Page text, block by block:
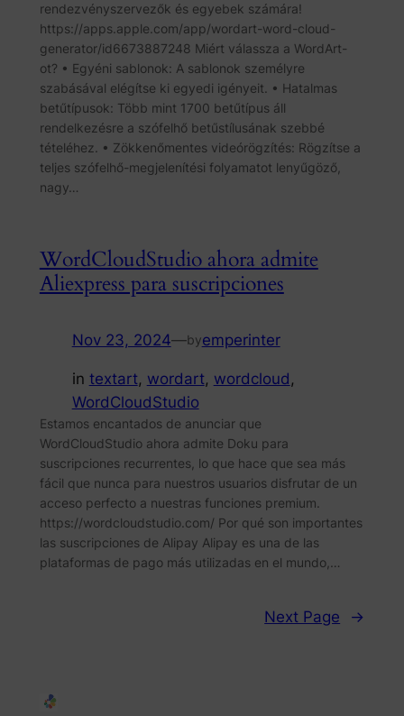
rendezvényszervezők és egyebek számára!
https://apps.apple.com/app/wordart-word-cloud-
generator/id6673887248 Miért válassza a WordArt-
ot? • Egyéni sablonok: A sablonok személyre
szabásával elégítse ki egyedi igényeit. • Hatalmas
betűtípusok: Több mint 1700 betűtípus áll
rendelkezésre a szófelhő betűstílusának szebbé
tételéhez. • Zökkenőmentes videórögzítés: Rögzítse a
teljes szófelhő-megjelenítési folyamatot lenyűgöző,
nagy…
WordCloudStudio ahora admite
Aliexpress para suscripciones
Nov 23, 2024—byemperinter
in textart, wordart, wordcloud
WordCloudStudio
Estamos encantados de anunciar que
WordCloudStudio ahora admite Doku para
suscripciones recurrentes, lo que hace que sea más
fácil que nunca para nuestros usuarios disfrutar de un
acceso perfecto a nuestras funciones premium.
https://wordcloudstudio.com/ Por qué son importantes
las suscripciones de Alipay Alipay es una de las
plataformas de pago más utilizadas en el mundo,…
Next Page →